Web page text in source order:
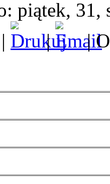
piątek, 31,
| | |